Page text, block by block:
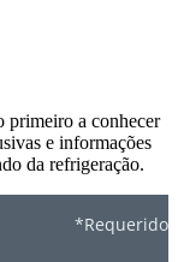
primeiro a conhecer
e informações
da refrigeração.
*Requerido